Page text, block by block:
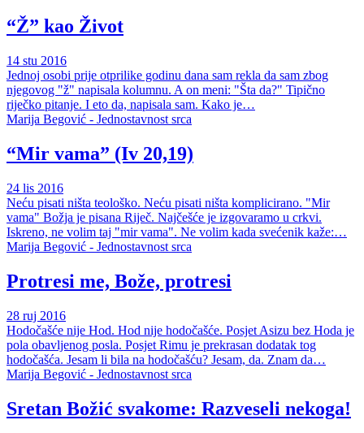
“Ž” kao Život
14 stu 2016
Jednoj osobi prije otprilike godinu dana sam rekla da sam zbog
njegovog "ž" napisala kolumnu. A on meni: "Šta da?" Tipično
riječko pitanje. I eto da, napisala sam. Kako je…
Marija Begović - Jednostavnost srca
“Mir vama” (Iv 20,19)
24 lis 2016
Neću pisati ništa teološko. Neću pisati ništa komplicirano. "Mir
vama" Božja je pisana Riječ. Najčešće je izgovaramo u crkvi.
Iskreno, ne volim taj "mir vama". Ne volim kada svećenik kaže:…
Marija Begović - Jednostavnost srca
Protresi me, Bože, protresi
28 ruj 2016
Hodočašće nije Hod. Hod nije hodočašće. Posjet Asizu bez Hoda je
pola obavljenog posla. Posjet Rimu je prekrasan dodatak tog
hodočašća. Jesam li bila na hodočašću? Jesam, da. Znam da…
Marija Begović - Jednostavnost srca
Sretan Božić svakome: Razveseli nekoga!